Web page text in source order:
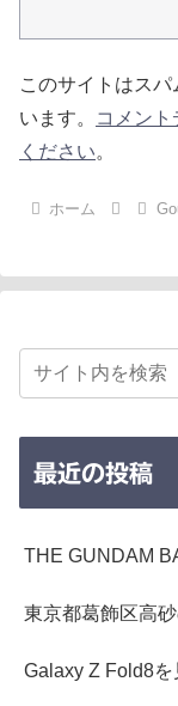
このサイトはス
います。
コメン
ください。
ホーム
最近の投稿
THE GUNDAM
東京都葛飾区高
Galaxy Z Fold8を